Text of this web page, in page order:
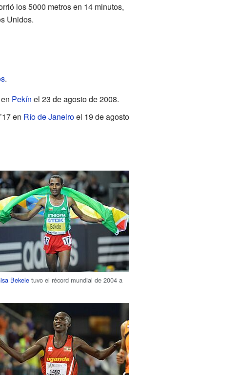
los 5000 metros en 14 minutos,
Unidos.
.
Pekín el 23 de agosto de 2008.
en Río de Janeiroel 19 de agosto
Bekele tuvo el récord mundial de 2004 a